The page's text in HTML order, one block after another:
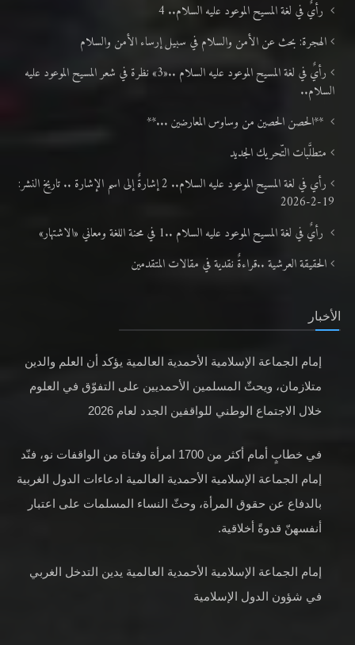
رأيٌ في لغة المسيح الموعود عليه السلام.. 4
الهجرة: بحث عن الأمن والسلام في سبيل إرساء الأمن والسلام
رأيٌ في لغة المسيح الموعود عليه السلام ..«3» نظرة في شعر المسيح الموعود عليه
السلام..
**الحصن الحصين من وساوس المعارضين ...**
متطلَّبات التّحريك الجديد
رأي في لغة المسيح الموعود عليه السلام.. 2 إشارةٌ إلى اسم الإشارة .. تاريخ النشر:
19-2-2026
رأيٌ في لغة المسيح الموعود عليه السلام ..1 في محنة اللغة ومعاني «الاشتهار»
الحقيقة العرشية ..قراءةٌ نقدية في مقالات المتقدمين
الأخبار
إمام الجماعة الإسلامية الأحمدية العالمية يؤكد أن العلم والدين
متلازمان، ويحثّ المسلمين الأحمديين على التفوّق في العلوم
خلال الاجتماع الوطني للواقفين الجدد لعام 2026
في خطابٍ أمام أكثر من 1700 امرأة وفتاة من الواقفات نو، فنّد
إمام الجماعة الإسلامية الأحمدية العالمية ادعاءات الدول الغربية
بالدفاع عن حقوق المرأة، وحثّ النساء المسلمات على اعتبار
أنفسهنّ قدوةً أخلاقية.
إمام الجماعة الإسلامية الأحمدية العالمية يدين التدخل الغربي
في شؤون الدول الإسلامية